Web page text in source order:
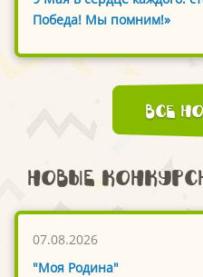
Победа! Мы помним!»
Все
Новые
07.08.2026
"Моя Родина"